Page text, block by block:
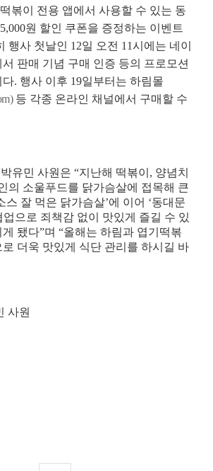
볶이 전용 앱에서 사용할 수 있는 동
5,000원 할인 쿠폰을 증정하는 이벤트
행사 첫날인 12일 오전 11시에는 네이
판매 기념 구매 인증 등의 프로모션
다. 행사 이후 19일부터는 하림몰
등 각종 온라인 채널에서 구매할 수
유민 사원은 “지난해 떡볶이 , 양념치
의 소울푸드를 닭가슴살에 접목해 큰
스 잘 먹은 닭가슴살’에 이어 ‘동대문
업으로 죄책감 없이 맛있게 즐길 수 있
게 됐다”며 “올해는 하림과 엽기떡볶
더욱 맛있게 식단 관리를 하시길 바
사원